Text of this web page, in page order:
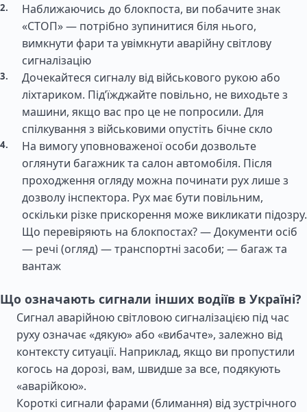
Наближаючись до блокпоста, ви побачите знак
«СТОП» — потрібно зупинитися біля нього,
вимкнути фари та увімкнути аварійну світлову
сигналізацію
Дочекайтеся сигналу від військового рукою або
ліхтариком. Під’їжджайте повільно, не виходьте з
машини, якщо вас про це не попросили. Для
спілкування з військовими опустіть бічне скло
На вимогу уповноваженої особи дозвольте
оглянути багажник та салон автомобіля. Після
проходження огляду можна починати рух лише з
дозволу інспектора. Рух має бути повільним,
оскільки різке прискорення може викликати підозру.
Що перевіряють на блокпостах? — Документи осіб
— речі (огляд) — транспортні засоби; — багаж та
вантаж
Що означають сигнали інших водіїв в Україні?
Сигнал аварійною світловою сигналізацією під час
руху означає «дякую» або «вибачте», залежно від
контексту ситуації. Наприклад, якщо ви пропустили
когось на дорозі, вам, швидше за все, подякують
«аварійкою».
Короткі сигнали фарами (блимання) від зустрічного